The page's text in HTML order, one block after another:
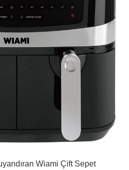
Wiami Çift Sepet